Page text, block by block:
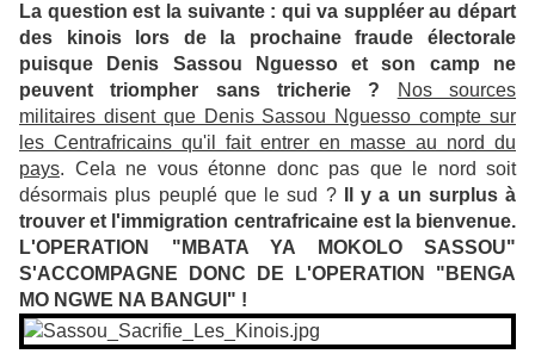
La question est la suivante : qui va suppléer au départ
des kinois lors de la prochaine fraude électorale
puisque Denis Sassou Nguesso et son camp ne
peuvent triompher sans tricherie ?
Nos sources
militaires disent que Denis Sassou Nguesso compte sur
les Centrafricains qu'il fait entrer en masse au nord du
pays. Cela ne vous étonne donc pas que le nord soit
désormais plus peuplé que le sud ?
Il y a un surplus à
trouver et l'immigration centrafricaine est la bienvenue.
L'OPERATION "MBATA YA MOKOLO SASSOU"
S'ACCOMPAGNE DONC DE L'OPERATION "BENGA
MO NGWE NA BANGUI" !